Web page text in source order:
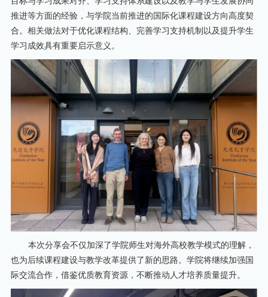
推进等方面的经验，与学院当前推进的国际化课程建设方向高度契
合。相关做法对于优化课程结构、完善学习支持机制以及提升学生
学习成效具有重要启示意义。
本次分享会不仅加深了学院师生对海外高校教学模式的理解，
也为后续课程建设与教学改革提供了新的思路。学院将继续加强国
际交流合作，借鉴优质教育资源，不断推动人才培养质量提升。